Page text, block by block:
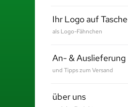
Ihr Logo auf Tasche
als Logo-Fähnchen
An- & Auslieferung
und Tipps zum Versand
über uns